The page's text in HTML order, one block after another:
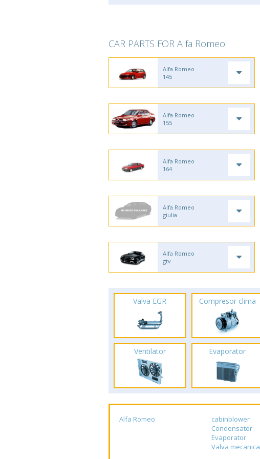
CAR PARTS FOR Alfa Romeo
Alfa Romeo
145
Alfa Romeo
155
Alfa Romeo
164
Alfa Romeo
giulia
Alfa Romeo
gtv
Valva EGR Compresor clima
Ventilator Evaporator
Alfa Romeo cabinblower
Condensator
Evaporator
Valva mecanica